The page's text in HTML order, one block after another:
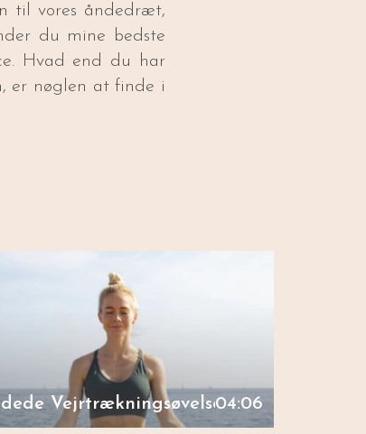
til vores åndedræt,
du mine bedste
Hvad end du har
er nøglen at finde i
Vejrtrækningsøvelser04:06